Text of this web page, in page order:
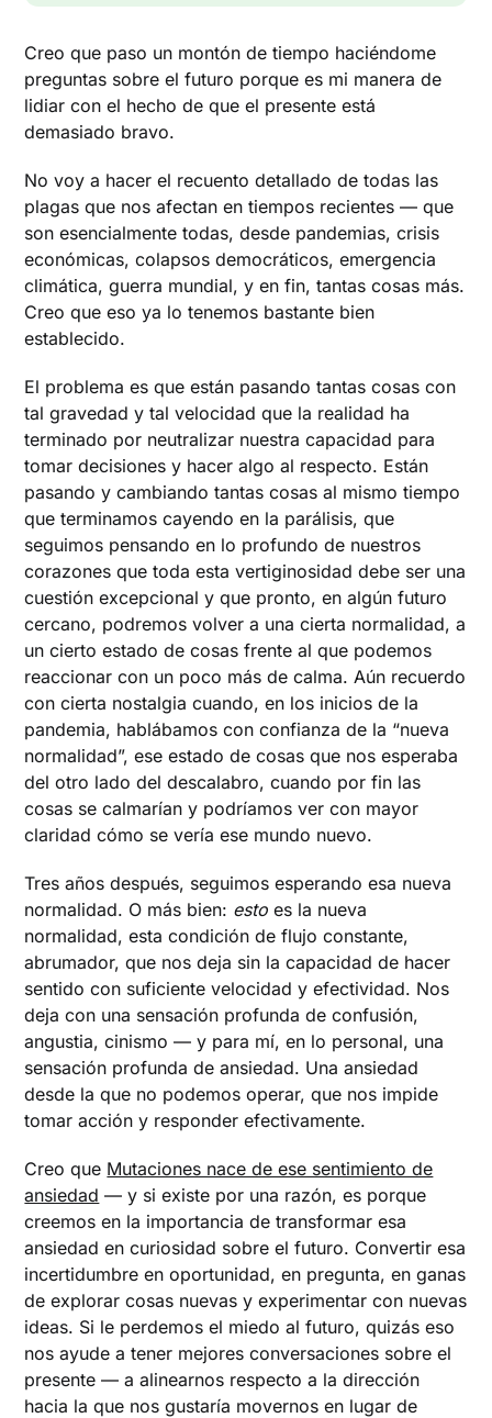
Creo que paso un montón de tiempo haciéndome
preguntas sobre el futuro porque es mi manera de
lidiar con el hecho de que el presente está
demasiado bravo.
No voy a hacer el recuento detallado de todas las
plagas que nos afectan en tiempos recientes — que
son esencialmente todas, desde pandemias, crisis
económicas, colapsos democráticos, emergencia
climática, guerra mundial, y en fin, tantas cosas más.
Creo que eso ya lo tenemos bastante bien
establecido.
El problema es que están pasando tantas cosas con
tal gravedad y tal velocidad que la realidad ha
terminado por neutralizar nuestra capacidad para
tomar decisiones y hacer algo al respecto. Están
pasando y cambiando tantas cosas al mismo tiempo
que terminamos cayendo en la parálisis, que
seguimos pensando en lo profundo de nuestros
corazones que toda esta vertiginosidad debe ser una
cuestión excepcional y que pronto, en algún futuro
cercano, podremos volver a una cierta normalidad, a
un cierto estado de cosas frente al que podemos
reaccionar con un poco más de calma. Aún recuerdo
con cierta nostalgia cuando, en los inicios de la
pandemia, hablábamos con confianza de la “nueva
normalidad”, ese estado de cosas que nos esperaba
del otro lado del descalabro, cuando por fin las
cosas se calmarían y podríamos ver con mayor
claridad cómo se vería ese mundo nuevo.
Tres años después, seguimos esperando esa nueva
normalidad. O más bien: esto es la nueva
normalidad, esta condición de flujo constante,
abrumador, que nos deja sin la capacidad de hacer
sentido con suficiente velocidad y efectividad. Nos
deja con una sensación profunda de confusión,
angustia, cinismo — y para mí, en lo personal, una
sensación profunda de ansiedad. Una ansiedad
desde la que no podemos operar, que nos impide
tomar acción y responder efectivamente.
Creo que Mutaciones nace de ese sentimiento de
ansiedad — y si existe por una razón, es porque
creemos en la importancia de transformar esa
ansiedad en curiosidad sobre el futuro. Convertir esa
incertidumbre en oportunidad, en pregunta, en ganas
de explorar cosas nuevas y experimentar con nuevas
ideas. Si le perdemos el miedo al futuro, quizás eso
nos ayude a tener mejores conversaciones sobre el
presente — a alinearnos respecto a la dirección
hacia la que nos gustaría movernos en lugar de